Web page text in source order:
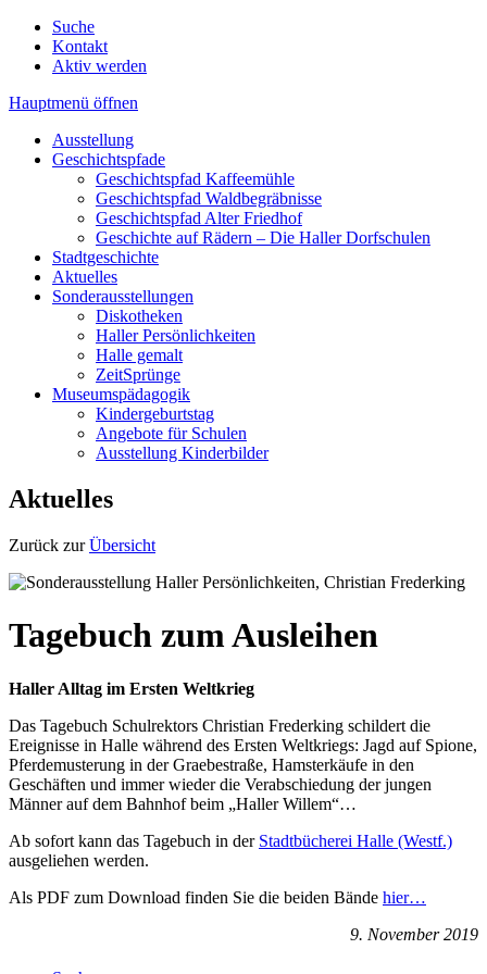
Suche
Kontakt
Aktiv werden
Hauptmenü öffnen
Ausstellung
Geschichtspfade
Geschichtspfad Kaffeemühle
Geschichtspfad Waldbegräbnisse
Geschichtspfad Alter Friedhof
Geschichte auf Rädern – Die Haller Dorfschulen
Stadtgeschichte
Aktuelles
Sonderausstellungen
Diskotheken
Haller Persönlichkeiten
Halle gemalt
ZeitSprünge
Museumspädagogik
Kindergeburtstag
Angebote für Schulen
Ausstellung Kinderbilder
Aktuelles
Zurück zurÜbersicht
Tagebuch zum Ausleihen
Haller Alltag im Ersten Weltkrieg
Das Tagebuch Schulrektors Christian Frederking schildert die
Ereignisse in Halle während des Ersten Weltkriegs: Jagd auf Spione,
Pferdemusterung in der Graebestraße, Hamsterkäufe in den
Geschäften und immer wieder die Verabschiedung der jungen
Männer auf dem Bahnhof beim „Haller Willem“…
Ab sofort kann das Tagebuch in der Stadtbücherei Halle (Westf.)
ausgeliehen werden.
Als PDF zum Download finden Sie die beiden Bände hier…
9. November 2019